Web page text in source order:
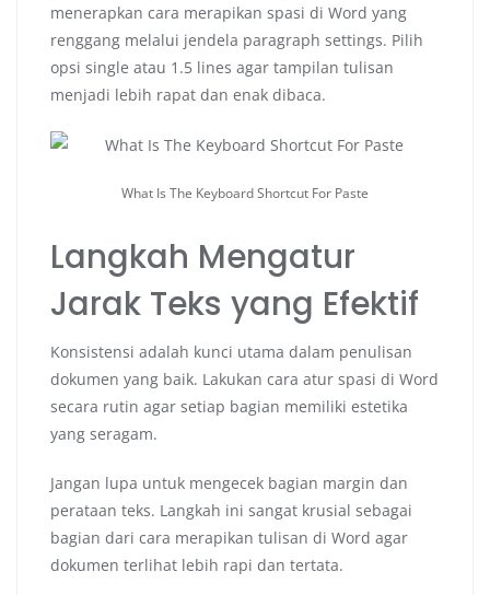
menerapkan cara merapikan spasi di Word yang
renggang melalui jendela paragraph settings. Pilih
opsi single atau 1.5 lines agar tampilan tulisan
menjadi lebih rapat dan enak dibaca.
What Is The Keyboard Shortcut For Paste
Langkah Mengatur
Jarak Teks yang Efektif
Konsistensi adalah kunci utama dalam penulisan
dokumen yang baik. Lakukan cara atur spasi di Word
secara rutin agar setiap bagian memiliki estetika
yang seragam.
Jangan lupa untuk mengecek bagian margin dan
perataan teks. Langkah ini sangat krusial sebagai
bagian dari cara merapikan tulisan di Word agar
dokumen terlihat lebih rapi dan tertata.